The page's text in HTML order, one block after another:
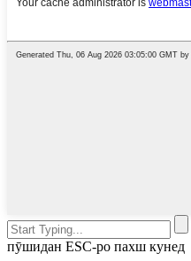
пӯшидан ESC-ро пахш кунед